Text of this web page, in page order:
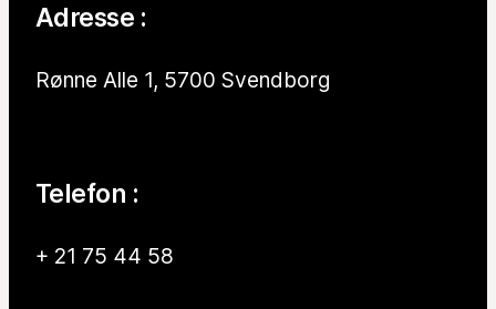
Adresse :
Rønne Alle 1, 5700 Svendborg
Telefon :
+ 21 75 44 58